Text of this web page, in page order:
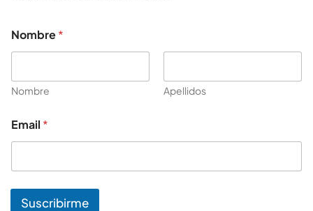
Nombre*
Nombre Apellidos
N
o
b
e
Email *
Suscribirme